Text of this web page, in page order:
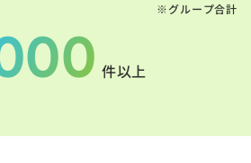
※グループ合計
件以上